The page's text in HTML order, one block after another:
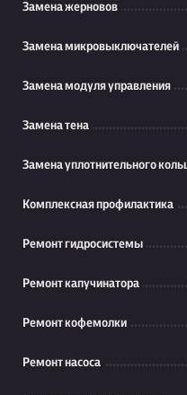
Замена жерновов
Замена микровыключателей
Замена модуля управления
Замена тена
Замена уплотнительного
Комплексная профилактика
Ремонт гидросистемы
Ремонт капучинатора
Ремонт кофемолки
Ремонт насоса